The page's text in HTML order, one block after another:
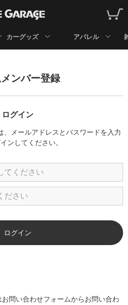
カーグッズ アパレル
ンバー登録
ログイン
、メールアドレスとパスワードを入力
ンしてください。
問い合わせフォームからお問い合わ